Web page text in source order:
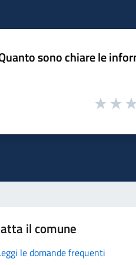
sono chiare le
il comune
le domande frequenti